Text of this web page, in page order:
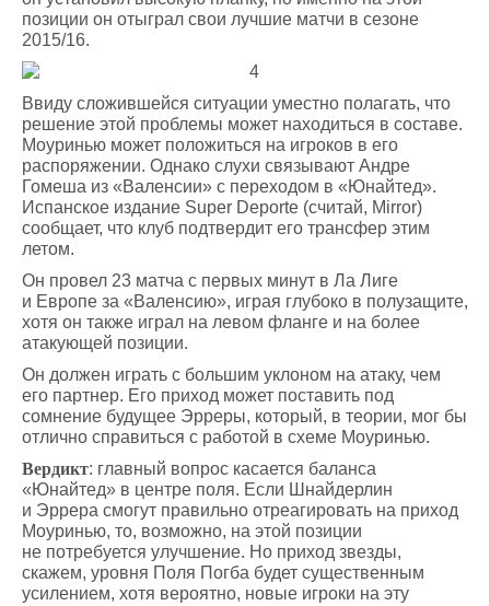
позиции он отыграл свои лучшие матчи в сезоне
2015/16.
Ввиду сложившейся ситуации уместно полагать, что
решение этой проблемы может находиться в составе.
Моуринью может положиться на игроков в его
распоряжении. Однако слухи связывают Андре
Гомеша из «Валенсии» с переходом в «Юнайтед».
Испанское издание Super Deporte (считай, Mirror)
сообщает, что клуб подтвердит его трансфер этим
летом.
Он провел 23 матча с первых минут в Ла Лиге
и Европе за «Валенсию», играя глубоко в полузащите,
хотя он также играл на левом фланге и на более
атакующей позиции.
Он должен играть с большим уклоном на атаку, чем
его партнер. Его приход может поставить под
сомнение будущее Эрреры, который, в теории, мог бы
отлично справиться с работой в схеме Моуринью.
Вердикт: главный вопрос касается баланса
«Юнайтед» в центре поля. Если Шнайдерлин
и Эррера смогут правильно отреагировать на приход
Моуринью, то, возможно, на этой позиции
не потребуется улучшение. Но приход звезды,
скажем, уровня Поля Погба будет существенным
усилением, хотя вероятно, новые игроки на эту